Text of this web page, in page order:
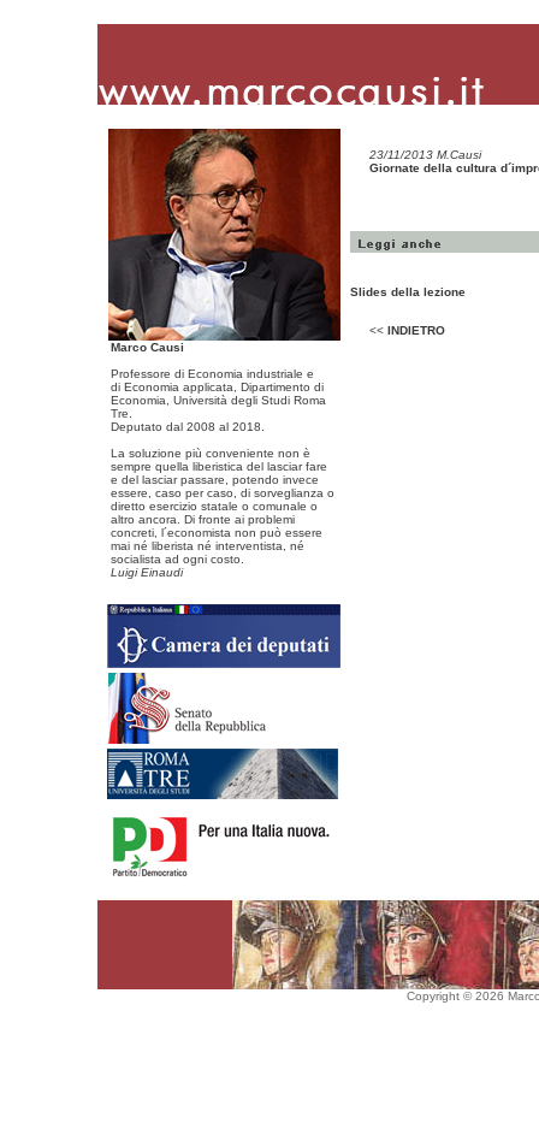
Marco Causi
Professore di Economia industriale e
di Economia applicata, Dipartimento di
Economia, Università degli Studi Roma
Tre.
Deputato dal 2008 al 2018.
La soluzione più conveniente non è
sempre quella liberistica del lasciar fare
e del lasciar passare, potendo invece
essere, caso per caso, di sorveglianza o
diretto esercizio statale o comunale o
altro ancora. Di fronte ai problemi
concreti, l´economista non può essere
mai né liberista né interventista, né
socialista ad ogni costo.
Luigi Einaudi
23/11/2013 M.Causi
Giornate della cultura
Slides della lezione
<< INDIETRO
Copyright © 2026